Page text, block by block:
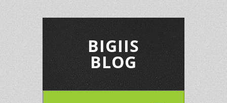
BIGIIS
BLOG